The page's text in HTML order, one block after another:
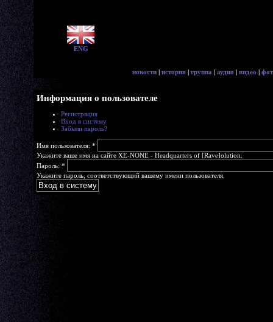
ENG
новости | история | группа | аудио | видео |
Информация о пользователе
Регистрация
Вход в систему
Забыли пароль?
Имя пользователя: *
Укажите ваше имя на сайте XE-NONE - Headquarters of [Rave]olution.
Пароль: *
Укажите пароль, соответствующий вашему имени пользователя.